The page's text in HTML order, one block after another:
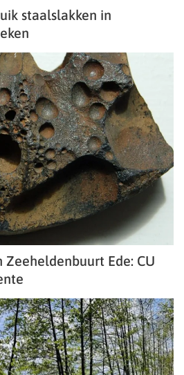
staalslakken in
Zeeheldenbuurt Ede: CU